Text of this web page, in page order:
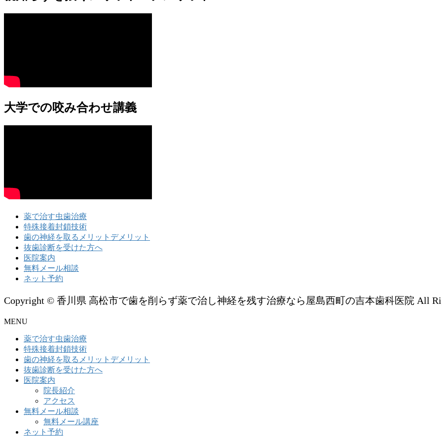
大学での咬み合わせ講義
薬で治す虫歯治療
特殊接着封鎖技術
歯の神経を取るメリットデメリット
抜歯診断を受けた方へ
医院案内
無料メール相談
ネット予約
Copyright © 香川県 高松市で歯を削らず薬で治し神経を残す治療なら屋島西町の吉本歯科医院 All
MENU
薬で治す虫歯治療
特殊接着封鎖技術
歯の神経を取るメリットデメリット
抜歯診断を受けた方へ
医院案内
院長紹介
アクセス
無料メール相談
無料メール講座
ネット予約